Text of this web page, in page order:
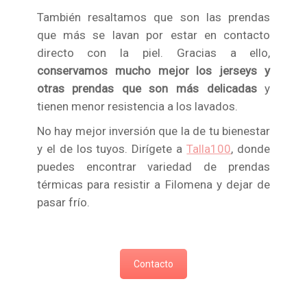
También resaltamos que son las prendas
que más se lavan por estar en contacto
directo con la piel. Gracias a ello,
conservamos mucho mejor los jerseys y
otras prendas que son más delicadasy
tienen menor resistencia a los lavados.
No hay mejor inversión que la de tu bienestar
y el de los tuyos. Dirígete aTalla100, donde
puedes encontrar variedad de prendas
térmicas para resistir a Filomena y dejar de
pasar frío.
Contacto